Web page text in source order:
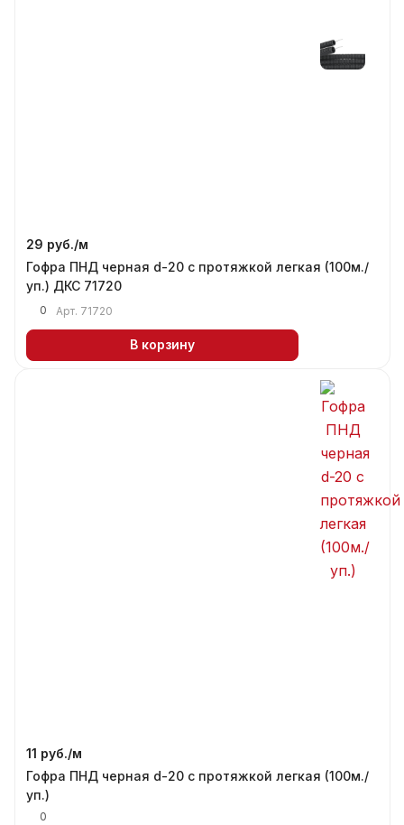
29 руб./м
Гофра ПНД черная d-20 с протяжкой легкая (100м./
уп.) ДКС 71720
0 Арт. 71720
В корзину
11 руб./м
Гофра ПНД черная d-20 с протяжкой легкая (100м./
уп.)
0